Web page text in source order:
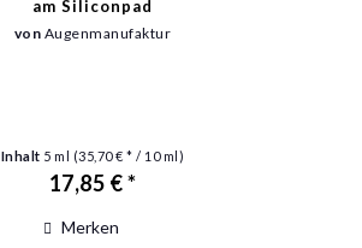
am Siliconpad
von Augenmanufaktur
Inhalt 5 ml (35,70 € * / 10 ml)
17,85 € *
Merken